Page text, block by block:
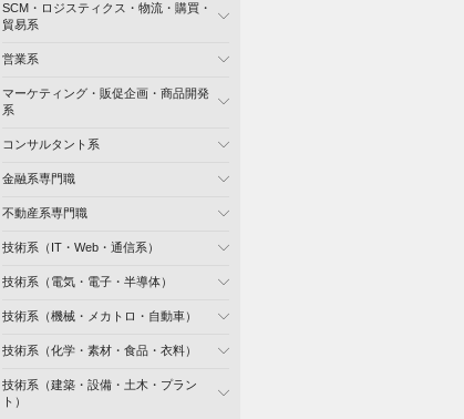
SCM・ロジスティクス・物流・購買・
貿易系
営業系
マーケティング・販促企画・商品開発
系
コンサルタント系
金融系専門職
不動産系専門職
技術系（IT・Web・通信系）
技術系（電気・電子・半導体）
技術系（機械・メカトロ・自動車）
技術系（化学・素材・食品・衣料）
技術系（建築・設備・土木・プラン
ト）